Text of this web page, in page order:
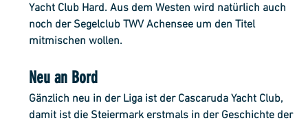
Yacht Club Hard. Aus dem Westen wird natürlich auch
noch der Segelclub TWV Achensee um den Titel
mitmischen wollen.
Neu an Bord
Gänzlich neu in der Liga ist der Cascaruda Yacht Club,
damit ist die Steiermark erstmals in der Geschichte der